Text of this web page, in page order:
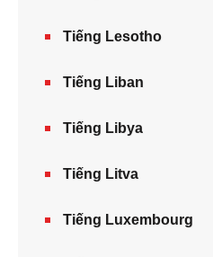
Tiếng Lesotho
Tiếng Liban
Tiếng Libya
Tiếng Litva
Tiếng Luxembourg